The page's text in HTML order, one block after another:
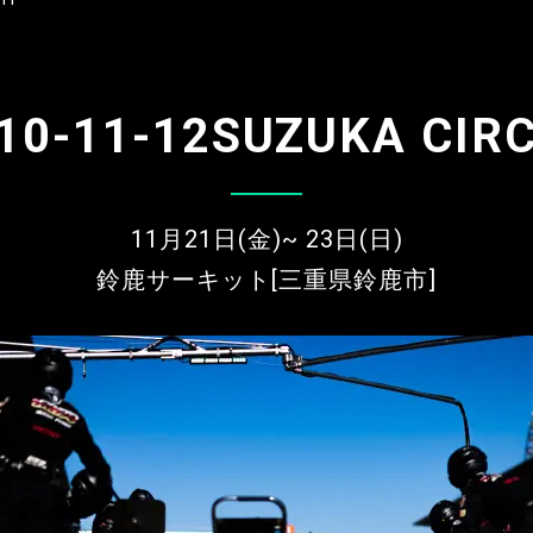
11-12SUZUKA
11月21日(金)~ 23日(日)
鈴鹿サーキット[三重県鈴鹿市]